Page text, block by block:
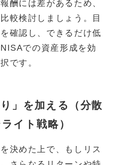
酬には差があるため、
較検討しましょう。目
確認し、できるだけ低
での資産形成を効
です。
」を加える（分散
イト戦略）
決めた上で、もしリス